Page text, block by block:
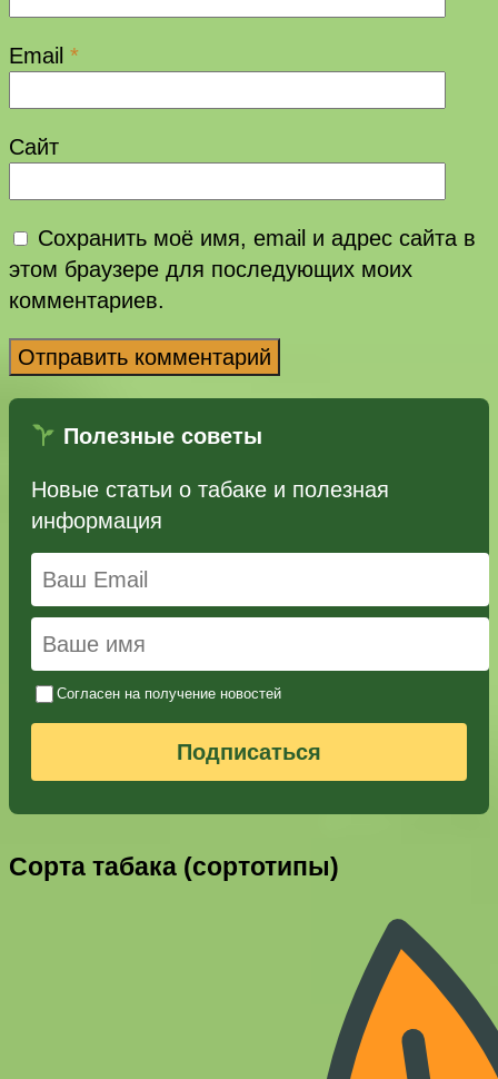
Email *
Сайт
Сохранить моё имя, email и адрес сайта в
этом браузере для последующих моих
комментариев.
Полезные советы
Новые статьи о табаке и полезная
информация
Согласен на получение новостей
Подписаться
Сорта табака (сортотипы)